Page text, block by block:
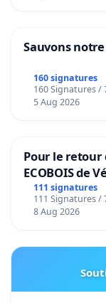
Sauvons
160 signatures
160 Signatures /
5 Aug 2026
Pour le retour
ECOBOIS de
111 signatures
111 Signatures /
8 Aug 2026